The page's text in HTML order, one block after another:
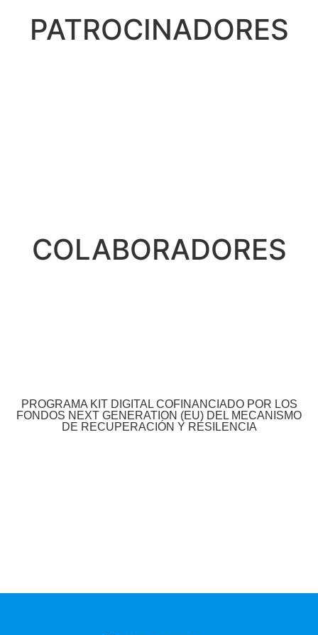
PATROCINADORES
COLABORADORES
PROGRAMA KIT DIGITAL COFINANCIADO POR LOS
FONDOS NEXT GENERATION (EU) DEL MECANISMO
DE RECUPERACIÓN Y RESILENCIA